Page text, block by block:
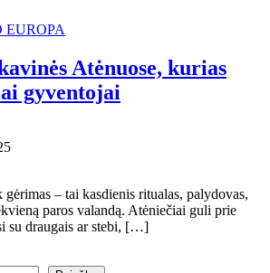
EUROPA
Atėnuose, kurias
gyventojai
– tai kasdienis ritualas, palydovas,
paros valandą. Atėniečiai guli prie
su draugais ar stebi, […]